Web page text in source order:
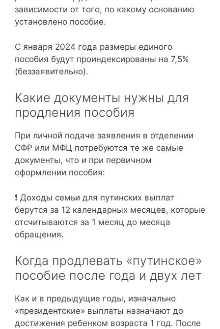
зависимости от того, по какому основанию
установлено пособие.
С января 2024 года размеры единого
пособия будут проиндексированы на 7,5%
(беззаявительно).
Какие документы нужны для
продления пособия
При личной подаче заявления в отделении
СФР или МФЦ потребуются те же самые
документы, что и при первичном
оформлении пособия:
❗ Доходы семьи для путинских выплат
берутся за 12 календарных месяцев, которые
отсчитываются за 1 месяц до месяца
обращения.
Когда продлевать «путинское»
пособие после года и двух лет
Как и в предыдущие годы, изначально
«президентские» выплаты назначают до
достижения ребенком возраста 1 год. После